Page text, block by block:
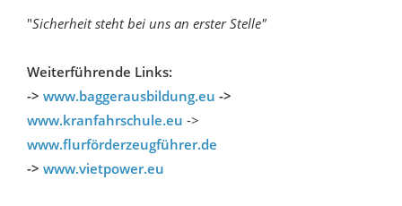
"Sicherheit steht bei uns an erster Stelle"
Weiterführende Links:
-> www.baggerausbildung.eu ->
www.kranfahrschule.eu ->
www.flurförderzeugführer.de
-> www.vietpower.eu